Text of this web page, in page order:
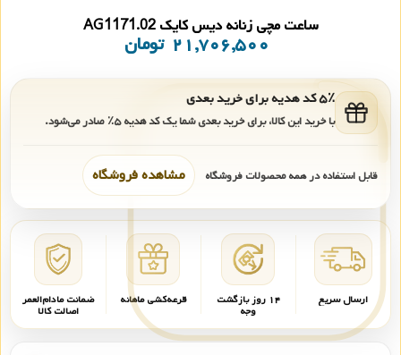
ساعت مچی زنانه دیس کایک AG1171.02
۲۱,۷۰۶,۵۰۰ تومان
۵٪ کد هدیه برای خرید بعدی
با خرید این کالا، برای خرید بعدی شما یک کد هدیه۵٪ صادر می‌شود.
قابل استفاده در همه محصولات فروشگاه مشاهده فروشگاه
ارسال سریع ۱۴ روز بازگشت
وجه
قرعه‌کشی ماهانه ضمانت مادام‌العمر
اصالت کالا